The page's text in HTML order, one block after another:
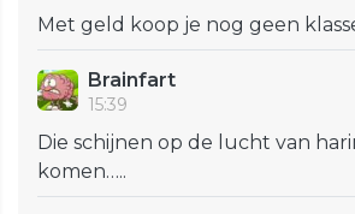
Met geld koop je nog geen
Brainfart
15:39
Die schijnen op de lucht van
komen…..